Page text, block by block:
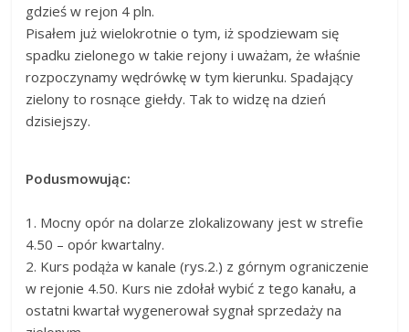
gdzieś w rejon 4 pln.
Pisałem już wielokrotnie o tym, iż spodziewam się
spadku zielonego w takie rejony i uważam, że właśnie
rozpoczynamy wędrówkę w tym kierunku. Spadający
zielony to rosnące giełdy. Tak to widzę na dzień
dzisiejszy.
Podusmowując:
1. Mocny opór na dolarze zlokalizowany jest w strefie
4.50 – opór kwartalny.
2. Kurs podąża w kanale (rys.2.) z górnym ograniczenie
w rejonie 4.50. Kurs nie zdołał wybić z tego kanału, a
ostatni kwartał wygenerował sygnał sprzedaży na